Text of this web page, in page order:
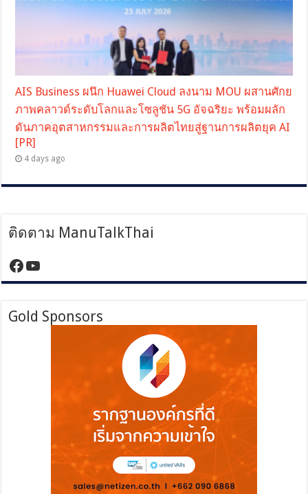
AIS Business ผนึก Huawei Cloud ลงนาม MOU ผสานศักย
ภาพคลาวด์ระดับโลกและโซลูชัน 5G อัจฉริยะ พร้อมผลัก
ดันภาคอุตสาหกรรมและการผลิตไทยสู่ฐานการผลิตยุค AI
[PR]
4 days ago
ติดตาม ManuTalkThai
https://www.facebook.com/
YouTube
Gold Sponsors